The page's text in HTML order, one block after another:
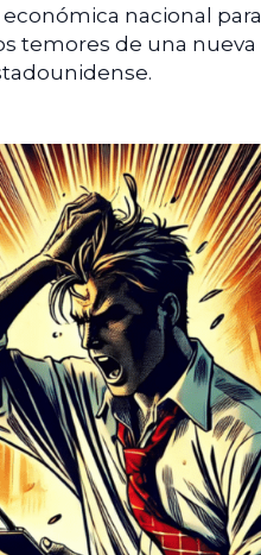
nacional
temores de una